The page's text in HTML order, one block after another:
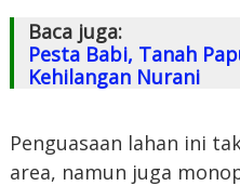
Baca juga:
Pesta Babi, Tanah
Kehilangan Nurani
Penguasaan lahan ini
area, namun juga